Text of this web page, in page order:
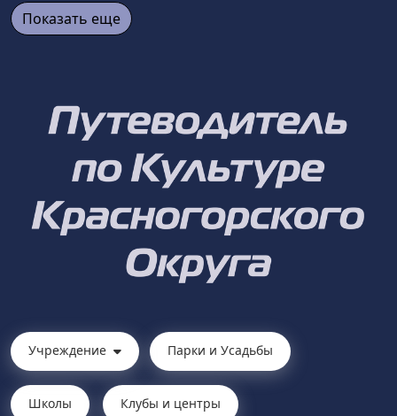
Показать еще
Учреждение Парки и Усадьбы
Школы Клубы и центры